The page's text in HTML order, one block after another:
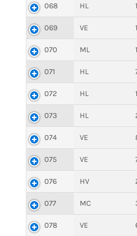
068 HL 1
069 VE 1
070 ML 1
071 HL
072 HL
073 HL
074 VE
075 VE
076 HV
077 MC
078 VE